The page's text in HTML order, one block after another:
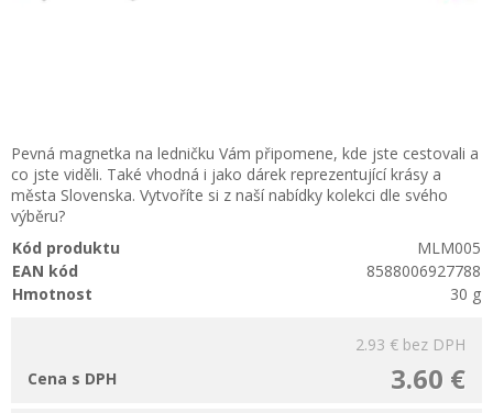
Pevná magnetka na ledničku Vám připomene, kde jste cestovali a
co jste viděli. Také vhodná i jako dárek reprezentující krásy a
města Slovenska. Vytvoříte si z naší nabídky kolekci dle svého
výběru?
Kód produktu
MLM005
EAN kód
8588006927788
Hmotnost
30 g
2.93 € bez DPH
3.60 €
Cena s DPH